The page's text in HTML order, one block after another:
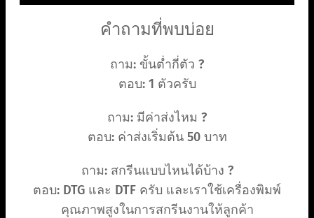
คำถามที่พบบ่อย
ถาม: ขั้นต่ำกี่ตัว ?
ตอบ: 1 ตัวครับ
ถาม: มีค่าส่งไหม ?
ตอบ: ค่าส่งเริ่มต้น 50 บาท
ถาม: สกรีนแบบไหนได้บ้าง ?
ตอบ: DTG และ DTF ครับ และเราใช้เครื่องพิมพ์
คุณภาพสูงในการสกรีนงานให้ลูกค้า